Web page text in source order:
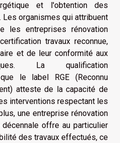
et l'obtention des
organismes qui attribuent
les entreprises rénovation
travaux reconnue,
et de leur conformité aux
La qualification
le label RGE (Reconnu
atteste de la capacité de
interventions respectant les
une entreprise rénovation
offre au particulier
des travaux effectués, ce